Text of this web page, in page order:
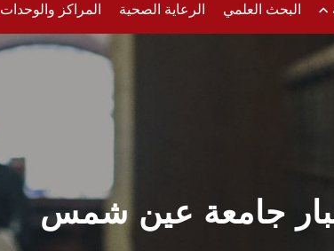
البحث العلمي الرعاية الصحية المراكز والوحدات
جامعة عين شمس